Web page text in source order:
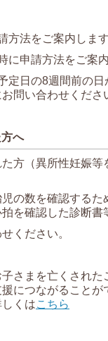
方法をご案内しま
に申請方法をご案
定日の8週間前の
問い合わせくださ
へ
方（異所性妊娠
の数を確認する
を確認した診断書
ください。
さまを亡くされた
につながること
くはこちら